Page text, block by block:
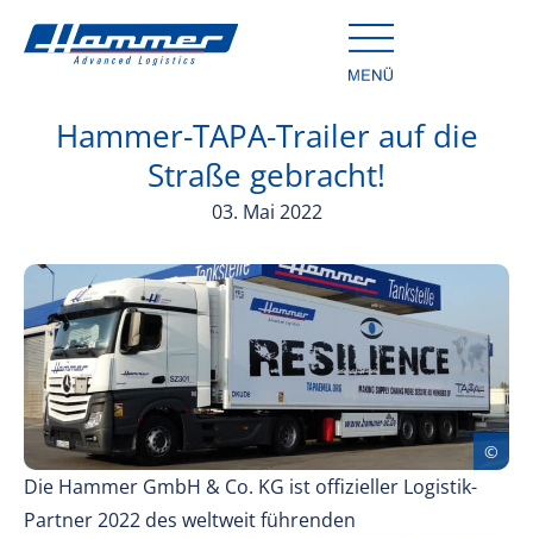
Hammer-TAPA-Trailer auf die
Straße gebracht!
03. Mai 2022
Die Hammer GmbH & Co. KG ist offizieller Logistik-
Partner 2022 des weltweit führenden